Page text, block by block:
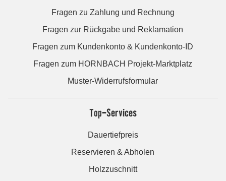
Fragen zu Zahlung und Rechnung
Fragen zur Rückgabe und Reklamation
Fragen zum Kundenkonto & Kundenkonto-ID
Fragen zum HORNBACH Projekt-Marktplatz
Muster-Widerrufsformular
Top-Services
Dauertiefpreis
Reservieren & Abholen
Holzzuschnitt